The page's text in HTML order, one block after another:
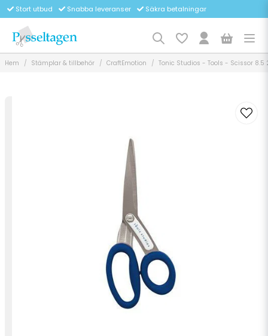
Stort utbud Snabba leveranser Säkra betalningar
Hem Stämplar & tillbehör CraftEmotion Tonic Studios - Tools - Scissor 8.5